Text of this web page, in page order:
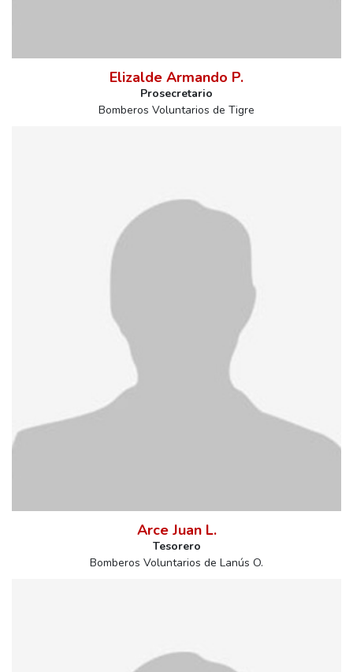
Elizalde Armando P.
Prosecretario
Bomberos Voluntarios de Tigre
Arce Juan L.
Tesorero
Bomberos Voluntarios de Lanús O.